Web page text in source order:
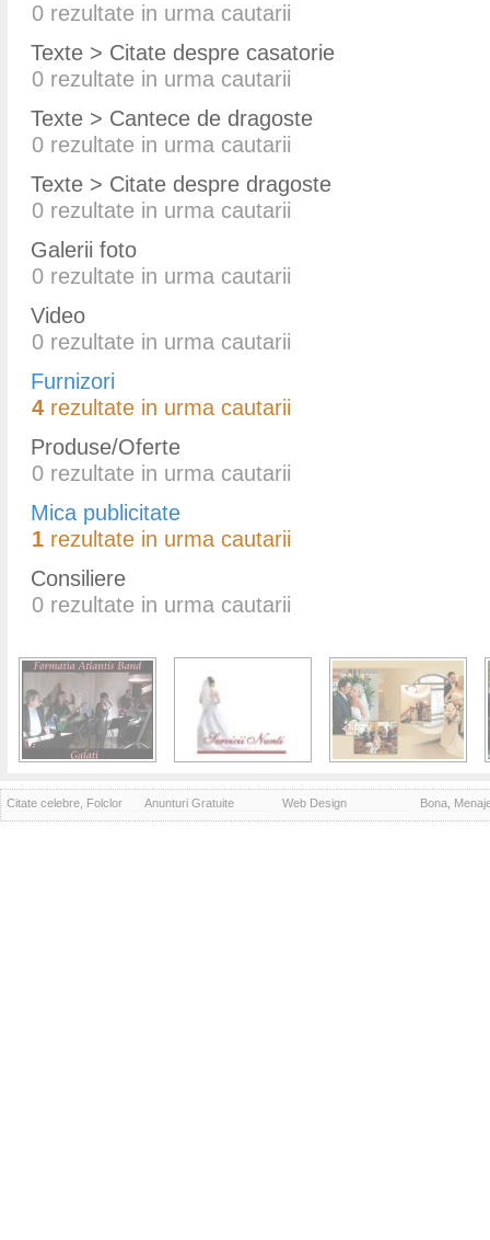
0 rezultate in urma cautarii
Texte > Citate despre casatorie
0 rezultate in urma cautarii
Texte > Cantece de dragoste
0 rezultate in urma cautarii
Texte > Citate despre dragoste
0 rezultate in urma cautarii
Galerii foto
0 rezultate in urma cautarii
Video
0 rezultate in urma cautarii
Furnizori
4 rezultate in urma cautarii
Produse/Oferte
0 rezultate in urma cautarii
Mica publicitate
1 rezultate in urma cautarii
Consiliere
0 rezultate in urma cautarii
Citate celebre, Folclor Anunturi Gratuite Web Design Bona,